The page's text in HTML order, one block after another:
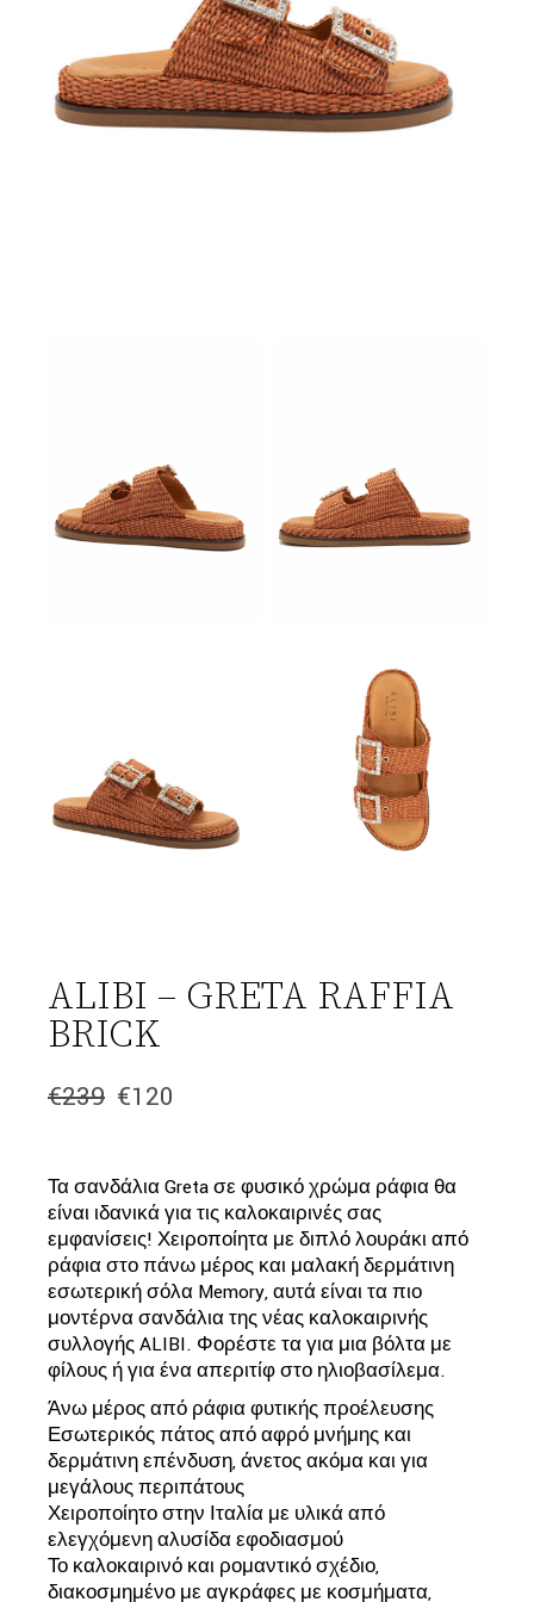
ALIBI – GRETA RAFFIA
BRICK
€239
Original
€239.
€120
Η
είναι:
€120.
Τα σανδάλια Greta σε φυσικό χρώμα ράφια θα
είναι ιδανικά για τις καλοκαιρινές σας
εμφανίσεις! Χειροποίητα με διπλό λουράκι από
ράφια στο πάνω μέρος και μαλακή δερμάτινη
εσωτερική σόλα Memory, αυτά είναι τα πιο
μοντέρνα σανδάλια της νέας καλοκαιρινής
συλλογής ALIBI. Φορέστε τα για μια βόλτα με
φίλους ή για ένα απεριτίφ στο ηλιοβασίλεμα.
Άνω μέρος από ράφια φυτικής προέλευσης
Εσωτερικός πάτος από αφρό μνήμης και
δερμάτινη επένδυση, άνετος ακόμα και για
μεγάλους περιπάτους
Χειροποίητο στην Ιταλία με υλικά από
ελεγχόμενη αλυσίδα εφοδιασμού
Το καλοκαιρινό και ρομαντικό σχέδιο,
διακοσμημένο με αγκράφες με κοσμήματα,